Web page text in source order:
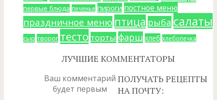
первые блюда печенье пироги постное меню
праздничное меню птица рыба салаты
сыр творог тесто торты фарш хлеб хлебопечка
ЛУЧШИЕ КОММЕНТАТОРЫ
Ваш комментарий
будет первым
ПОЛУЧАТЬ РЕЦЕПТЫ
НА ПОЧТУ: